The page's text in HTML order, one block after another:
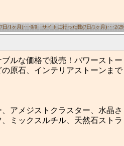
日/1ヶ月)･･･0/0 サイトに行った数(7日/1ヶ月)･･･2/29
ルな価格で販売！パワーストー
原石、インテリアストーンまで
アメジストクラスター、水晶さ
ミックスルチル、天然石ストラ